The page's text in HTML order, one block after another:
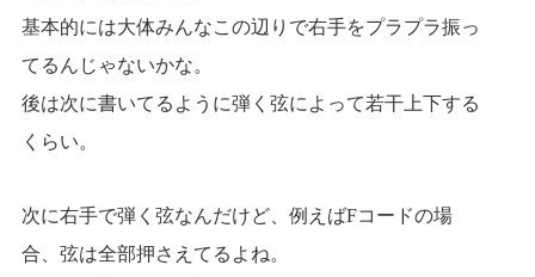
基本的には大体みんなこの辺りで右手をプラプラ振っ
てるんじゃないかな。
後は次に書いてるように弾く弦によって若干上下する
くらい。
次に右手で弾く弦なんだけど、例えばFコードの場
合、弦は全部押さえてるよね。